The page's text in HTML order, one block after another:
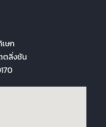
ษก
ตลิ่งชัน